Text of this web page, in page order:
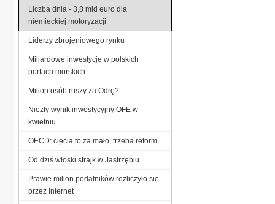
Liczba dnia - 3,8 mld euro dla
niemieckiej motoryzacji
Liderzy zbrojeniowego rynku
Miliardowe inwestycje w polskich
portach morskich
Milion osób ruszy za Odrę?
Niezły wynik inwestycyjny OFE w
kwietniu
OECD: cięcia to za mało, trzeba reform
Od dziś włoski strajk w Jastrzębiu
Prawie milion podatników rozliczyło się
przez Internet